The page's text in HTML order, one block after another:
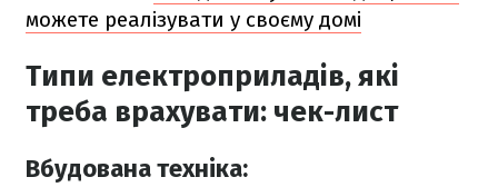
можете реалізувати у своєму домі
Типи електроприладів, які
треба врахувати: чек-лист
Вбудована техніка: